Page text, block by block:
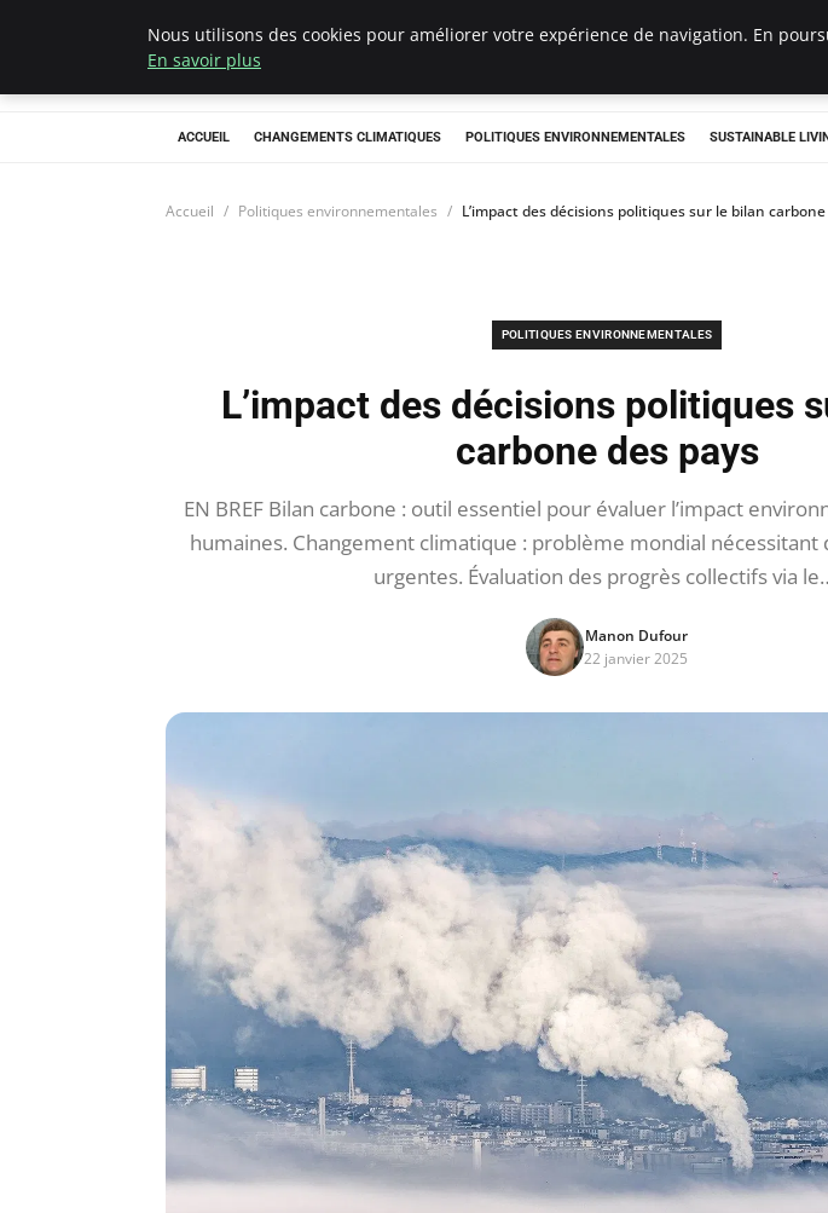
Climategatecountryclub.com
ACCUEIL CHANGEMENTS CLIMATIQUES POLITIQUES ENVIRONNEMENTALES SUSTAINABLE
Accueil Politiques environnementales L’impact des décisions politiques sur le bilan
POLITIQUES ENVIRONNEMENTALES
L’impact des décisions politiques
carbone des pays
EN BREF Bilan carbone : outil essentiel pour évaluer l’impact
humaines. Changement climatique : problème mondial nécessitant
urgentes. Évaluation des progrès collectifs via
Manon Dufour
22 janvier 2025
Nous utilisons des cookies pour améliorer votre expérience de navigation. En
En savoir plus